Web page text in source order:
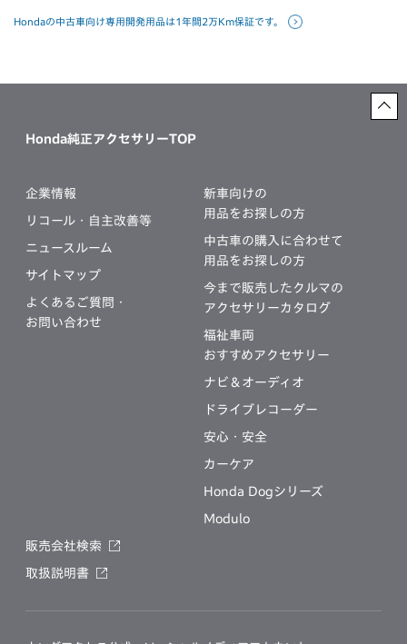
Hondaの中古車向け専用開発用品は1年間2万Km保証です。
Honda純正アクセサリーTOP
企業情報
リコール・自主改善等
ニュースルーム
サイトマップ
よくあるご質問・
お問い合わせ
新車向けの
用品をお探しの方
中古車の購入に合わせて
用品をお探しの方
今まで販売したクルマの
アクセサリーカタログ
福祉車両
おすすめアクセサリー
ナビ＆オーディオ
ドライブレコーダー
安心・安全
カーケア
Honda Dogシリーズ
Modulo
販売会社検索
取扱説明書